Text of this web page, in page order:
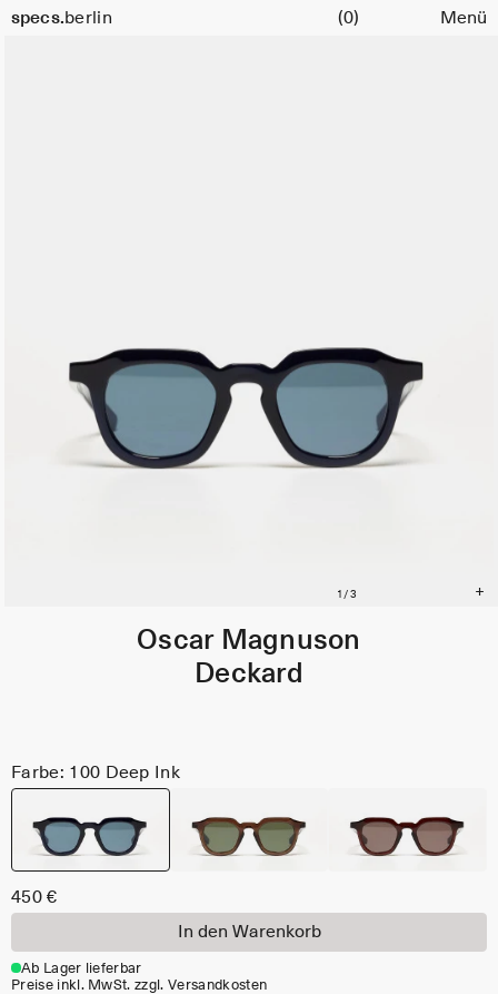
specs.berlin
Warenkorb (0) Menü
Oscar Magnuson
Deckard
Farbe: 100 Deep Ink
Größe
47
450 €
In den Warenkorb
Ab Lager lieferbar
Preise inkl. MwSt. zzgl. Versandkosten